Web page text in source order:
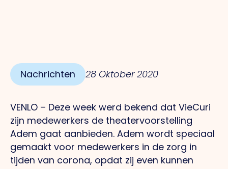
Nachrichten 28 Oktober 2020
VENLO – Deze week werd bekend dat VieCuri
zijn medewerkers de theatervoorstelling
Adem gaat aanbieden. Adem wordt speciaal
gemaakt voor medewerkers in de zorg in
tijden van corona, opdat zij even kunnen